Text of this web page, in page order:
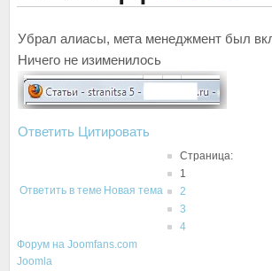
Убрал алиасы, мета менеджмент был
Ничего не изименилось
Ответить Цитировать
Ответить в теме Новая тема
Страница:
1
2
3
4
Форум на Joomfans.com
Joomla